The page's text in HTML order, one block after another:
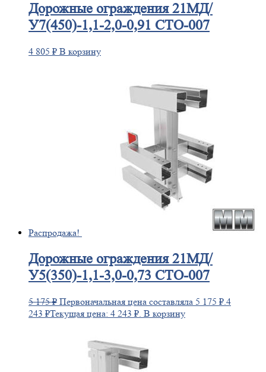
Дорожные ограждения 21МД/
У7(450)-1,1-2,0-0,91 СТО-007
4 805 ₽ В корзину
Распродажа!
Дорожные ограждения 21МД/
У5(350)-1,1-3,0-0,73 СТО-007
5 175₽ Первоначальная цена составляла 5 175 ₽.4
243 ₽Текущая цена: 4 243 ₽. В корзину